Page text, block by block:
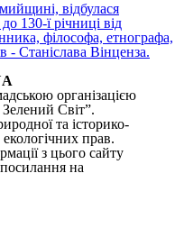
відбулася
130-ї річниці від
філософа, етнографа,
- Станіслава Вінценза.
організацією
Світ”.
та історико-
прав.
з цього сайту
на